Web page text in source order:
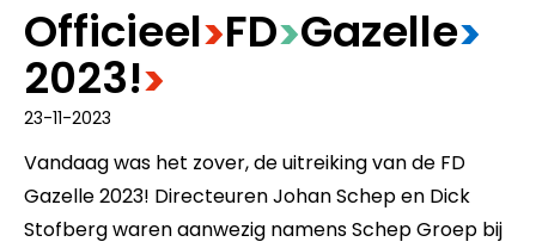
Officieel>​FD>​Gazelle>
2023!>
23-11-2023
Vandaag was het zover, de uitreiking van de FD
Gazelle 2023! Directeuren Johan Schep en Dick
Stofberg waren aanwezig namens Schep Groep bij